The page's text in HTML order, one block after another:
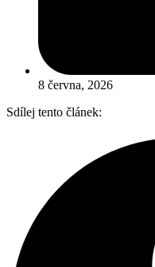
8 června, 2026
Sdílej tento článek: